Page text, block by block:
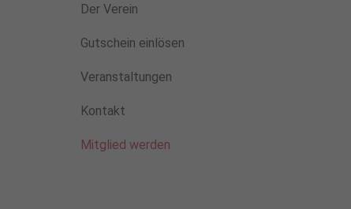
Der Verein
Gutschein einlösen
Veranstaltungen
Kontakt
Mitglied werden